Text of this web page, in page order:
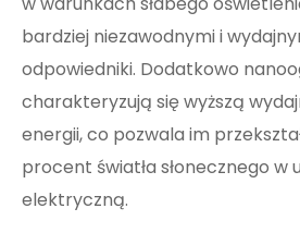
bardziej niezawodnymi i
odpowiedniki. Dodatkowo
charakteryzują się wyższą
energii, co pozwala im
procent światła słonecznego w
elektryczną.